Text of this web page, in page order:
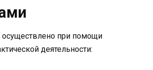
при помощи
деятельности: